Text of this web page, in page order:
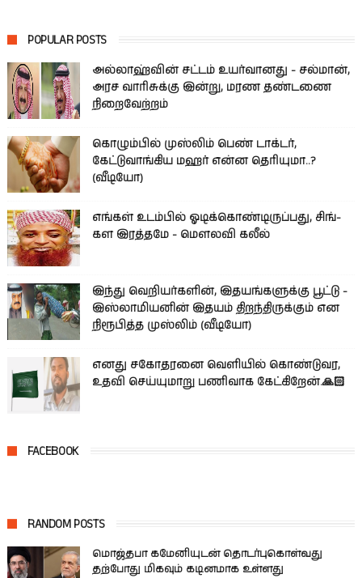
POPULAR POSTS
அல்லாஹ்வின் சட்டம் உயர்வானது - சல்மான்,
அரச வாரிசுக்கு இன்று, மரண தண்டணை
நிறைவேற்றம்
கொழும்பில் முஸ்லிம் பெண் டாக்டர்,
கேட்டுவாங்கிய மஹர் என்ன தெரியுமா..?
(வீடியோ)
எங்கள் உடம்பில் ஓடிக்­கொண்­டி­ருப்­பது, சிங்­
கள இரத்­தமே - மௌலவி கலீல்
இந்து வெறியர்களின், இதயங்களுக்கு பூட்டு -
இஸ்லாமியனின் இதயம் திறந்திருக்கும் என
நிரூபித்த முஸ்லிம் (வீடியோ)
எனது சகோதரனை வெளியில் கொண்டுவர,
உதவி செய்யுமாறு பணிவாக கேட்கிறேன்.🙏🏻
FACEBOOK
RANDOM POSTS
மொஜ்தபா கமேனியுடன் தொடர்புகொள்வது
தற்போது மிகவும் கடினமாக உள்ளது